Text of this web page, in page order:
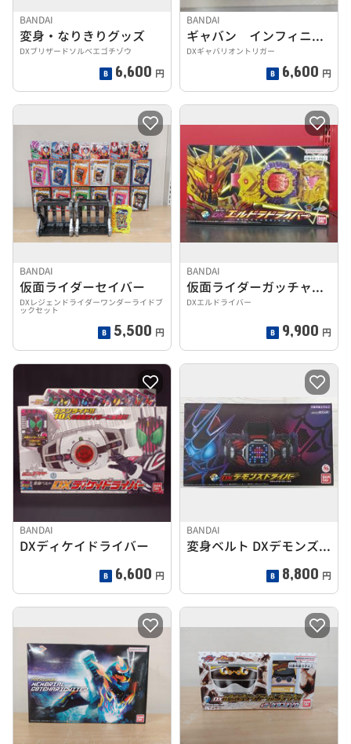
BANDAI
変身・なりきりグッズ
DXブリザードソルベエゴチゾウ
6,600 円
BANDAI
ギャバン インフィニティ
DXギャバリオントリガー
6,600 円
BANDAI
仮面ライダーセイバー
DXレジェンドライダーワンダーライドブ
ックセット
5,500 円
BANDAI
仮面ライダーガッチャード
DXエルドライバー
9,900 円
BANDAI
DXディケイドライバー
6,600 円
BANDAI
変身ベルト DXデモンズドライバー
8,800 円